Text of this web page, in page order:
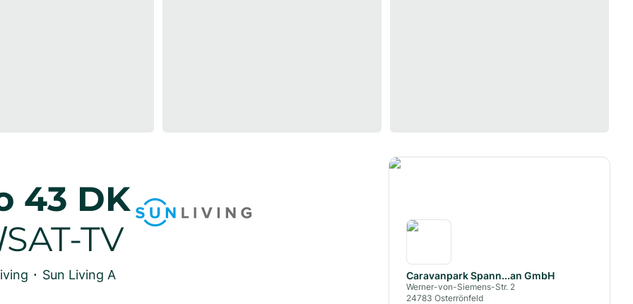
43 DK
TV
• Sun Living A Caravanpark Spann...an GmbH
Werner-von-Siemens-Str. 2
24783 Osterrönfeld